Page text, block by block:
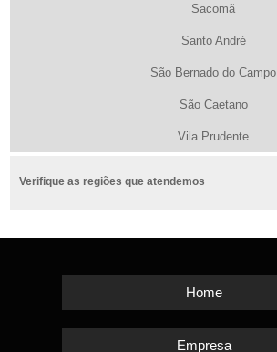
Sacomã
Santo André
São Bernado do Campo
São Caetano
Vila Prudente
Verifique as regiões que atendemos
Home
Empresa